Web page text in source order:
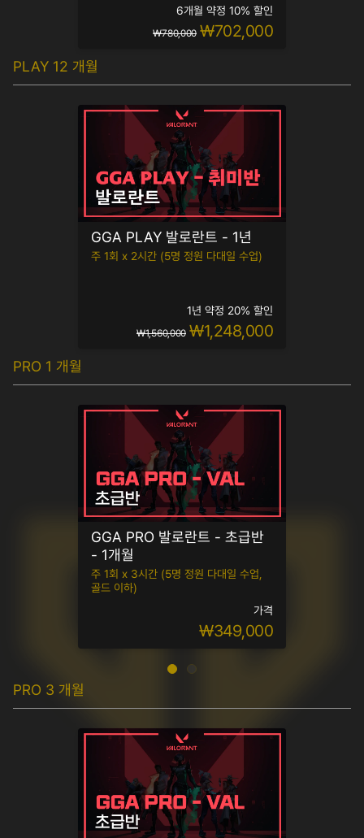
6개월 약정 10% 할인
₩780,000 ₩702,000
PLAY 12 개월
GGA PLAY 발로란트 - 1년
주 1회 x 2시간 (5명 정원 다대일 수업)
1년 약정 20% 할인
₩1,560,000 ₩1,248,000
PRO 1 개월
GGA PRO 발로란트 - 초급반
- 1개월
주 1회 x 3시간 (5명 정원 다대일 수업,
골드 이하)
가격
₩349,000
PRO 3 개월